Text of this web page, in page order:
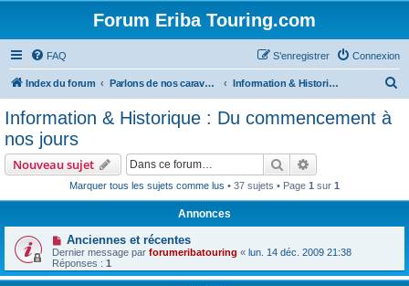
Forum Eriba Touring.com
FAQ Connexion
S’enregistrer
Index du forum Parlons de nos caravanes (anciennes et récentes) Information & Historique : Du commencement à nos jours
r
Information & Historique : Du commencement à
nos jours
Nouveau sujet Rechercher
Marquer tous les sujets comme lus • 37 sujets • Page 1 sur 1
Annonces
Anciennes et récentes
Dernier message par forumeribatouring « lun. 14 déc. 2009 21:38
Réponses : 1